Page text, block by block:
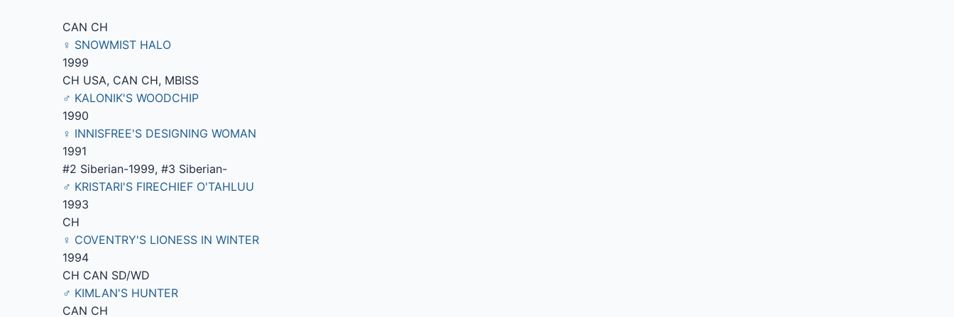
CAN CH
♀ SNOWMIST HALO
1999
CH USA, CAN CH, MBISS
♂ KALONIK'S WOODCHIP
1990
♀ INNISFREE'S DESIGNING WOMAN
1991
#2 Siberian-1999, #3 Siberian-
♂ KRISTARI'S FIRECHIEF O'TAHLUU
1993
CH
♀ COVENTRY'S LIONESS IN WINTER
1994
CH CAN SD/WD
♂ KIMLAN'S HUNTER
CAN CH